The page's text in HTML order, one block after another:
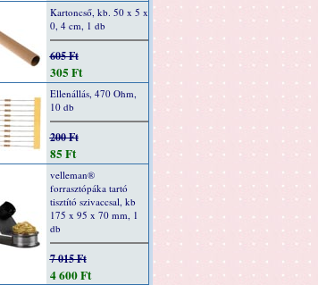
Kartoncső, kb. 50 x 5 x
0, 4 cm, 1 db
605 Ft
305 Ft
Ellenállás, 470 Ohm,
10 db
200 Ft
85 Ft
velleman®
forrasztópáka tartó
tisztító szivaccsal, kb
175 x 95 x 70 mm, 1
db
7 015 Ft
4 600 Ft